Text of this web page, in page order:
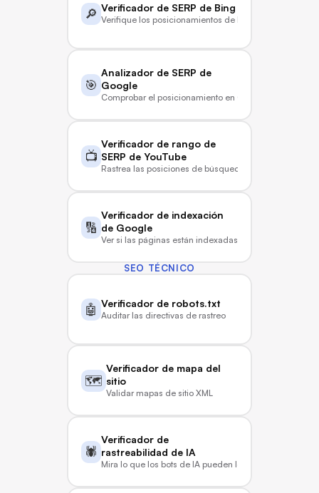
🔎 Verificador de SERP de Bing
Verifique los posicionamientos de Bing en tiempo real
🎯
Analizador de SERP de
Google
Comprobar el posicionamiento en Google en tiempo
📺
Verificador de rango de
SERP de YouTube
Rastrea las posiciones de búsqueda en YouTube
🔢
Verificador de indexación
de Google
Ver si las páginas están indexadas
SEO TÉCNICO
🤖 Verificador de robots.txt
Auditar las directivas de rastreo
🗺️
Verificador de mapa del
sitio
Validar mapas de sitio XML
🕷️
Verificador de
rastreabilidad de IA
Mira lo que los bots de IA pueden leer